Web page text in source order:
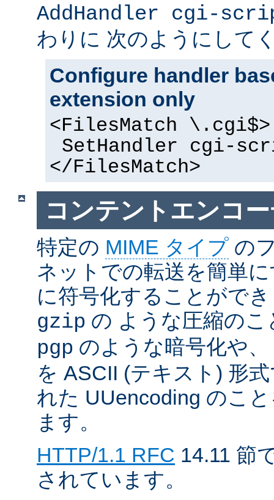
AddHandler cgi-
わりに 次のようにして
Configure handler
extension only
<FilesMatch \.cgi$>
SetHandler cgi-
</FilesMatch>
コンテントエンコ
特定の MIME タイプ の
ネットでの転送を簡単
に符号化することがで
gzip の ような圧縮の
pgp のような暗号化や
を ASCII (テキスト) 形
れた UUencoding のこ
ます。
HTTP/1.1 RFC 14.11 節
されています。